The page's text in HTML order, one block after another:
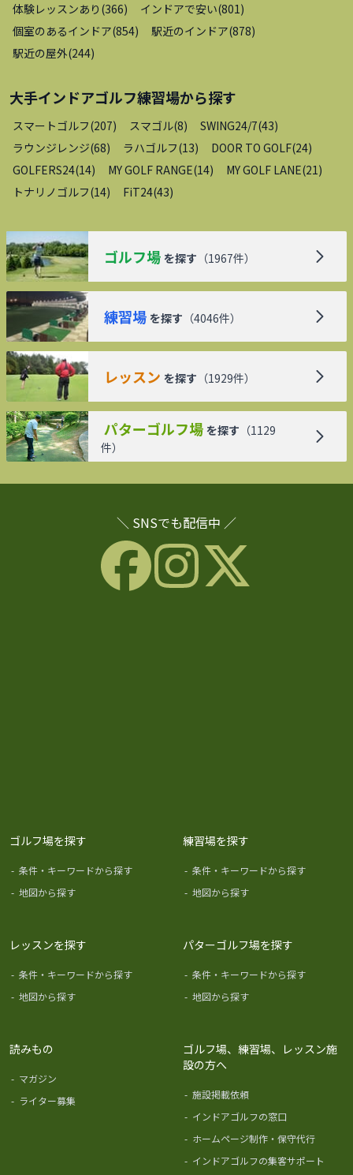
体験レッスンあり (366) インドアで安い(801)
個室のあるインドア(854) 駅近のインドア(878)
駅近の屋外(244)
大手インドアゴルフ練習場から探す
スマートゴルフ(207) スマゴル(8) SWING24/7(43)
ラウンジレンジ(68) ラハゴルフ(13) DOOR TO GOLF(24)
GOLFERS24(14) MY GOLF RANGE(14) MY GOLF LANE(21)
トナリノゴルフ(14) FiT24(43)
ゴルフ場 を探す （1967件）
練習場 を探す （4046件）
レッスン を探す （1929件）
パターゴルフ場 を探す （1129
件）
＼ SNSでも配信中 ／
ゴルフ場を探す
- 条件・キーワードから探す
- 地図から探す
練習場を探す
- 条件・キーワードから探す
- 地図から探す
レッスンを探す
- 条件・キーワードから探す
- 地図から探す
パターゴルフ場を探す
- 条件・キーワードから探す
- 地図から探す
読みもの
- マガジン
- ライター募集
ゴルフ場、練習場、レッスン施
設の方へ
- 施設掲載依頼
- インドアゴルフの窓口
- ホームページ制作・保守代行
- インドアゴルフの集客サポート